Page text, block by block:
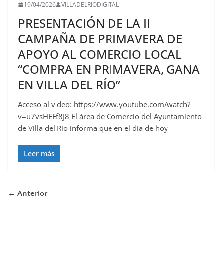
19/04/2026 VILLADELRIODIGITAL
PRESENTACIÓN DE LA II
CAMPAÑA DE PRIMAVERA DE
APOYO AL COMERCIO LOCAL
“COMPRA EN PRIMAVERA, GANA
EN VILLA DEL RÍO”
Acceso al vídeo: https://www.youtube.com/watch?
v=u7vsHEEf8J8 El área de Comercio del Ayuntamiento
de Villa del Río informa que en el día de hoy
Leer más
← Anterior